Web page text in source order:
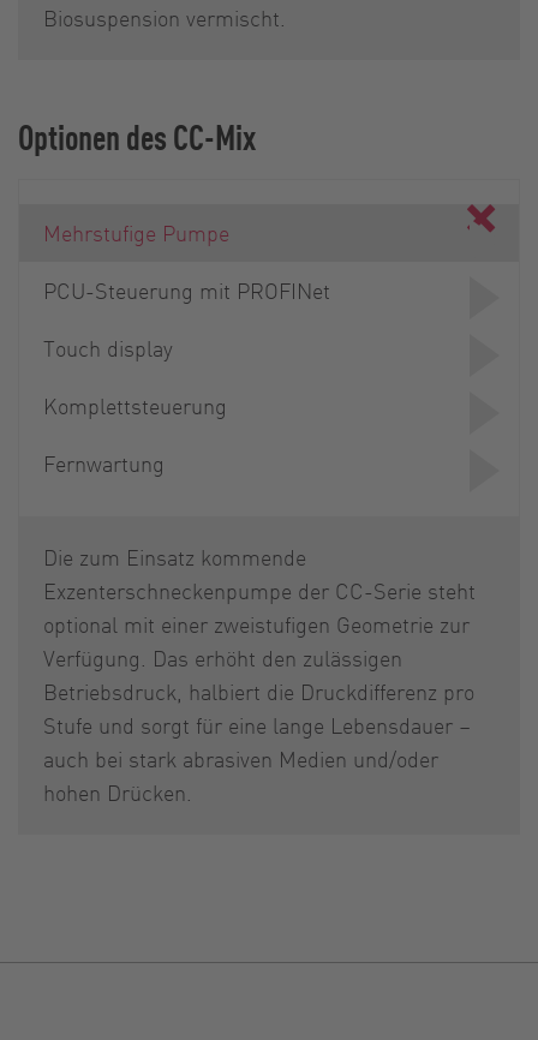
Biosuspension vermischt.
Optionen des CC-Mix
Mehrstufige Pumpe
PCU-Steuerung mit PROFINet
Touch display
Komplettsteuerung
Fernwartung
Die zum Einsatz kommende
Exzenterschneckenpumpe der CC-Serie steht
optional mit einer zweistufigen Geometrie zur
Verfügung. Das erhöht den zulässigen
Betriebsdruck, halbiert die Druckdifferenz pro
Stufe und sorgt für eine lange Lebensdauer –
auch bei stark abrasiven Medien und/oder
hohen Drücken.